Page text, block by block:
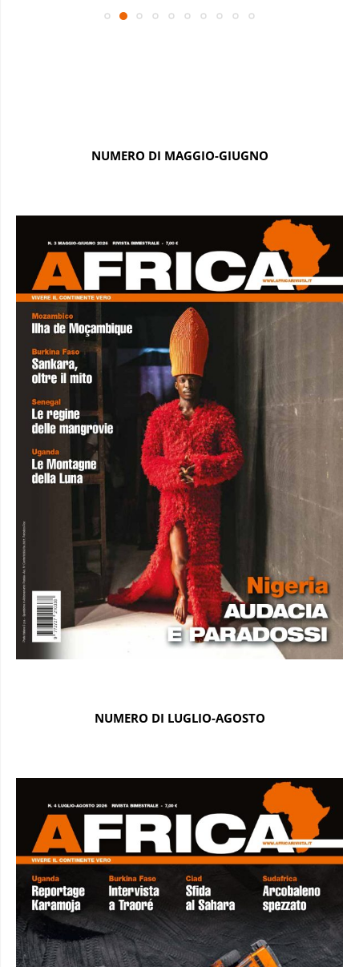
NUMERO DI MAGGIO-GIUGNO
NUMERO DI LUGLIO-AGOSTO